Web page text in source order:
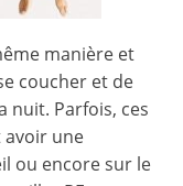
manière et
coucher et de
nuit. Parfois, ces
avoir une
ou encore sur le